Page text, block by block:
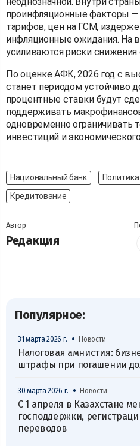
проинфляционные факторы —
тарифов, цен на ГСМ,
инфляционные ожидания. На
усиливаются риски
По оценке АФК, 2026 год с
станет периодом устойчиво
процентные ставки будут
поддерживать
одновременно ограничивать
инвестиций и
Национальный банк
Кредитование
Автор
Редакция
Популярное:
31 марта 2026 г. • Новости
Налоговая амнистия:
штрафы при погашении
30 марта 2026 г. • Новости
С 1 апреля в Казахстане
господдержки,
переводов